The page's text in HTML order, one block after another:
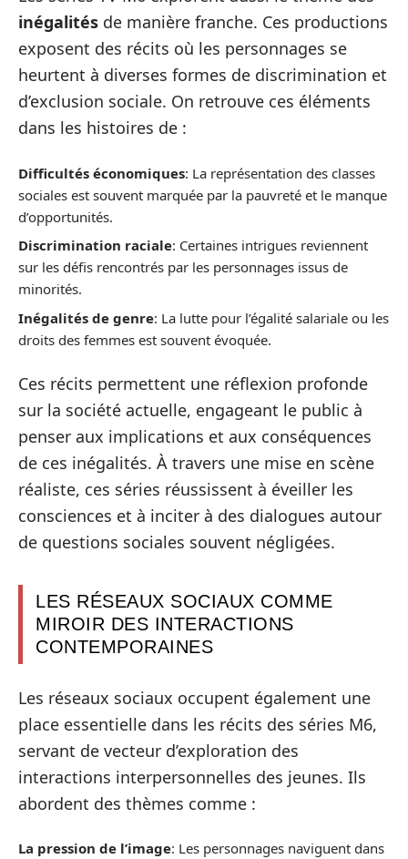
inégalités de manière franche. Ces productions
exposent des récits où les personnages se
heurtent à diverses formes de discrimination et
d’exclusion sociale. On retrouve ces éléments
dans les histoires de :
Difficultés économiques: La représentation des classes
sociales est souvent marquée par la pauvreté et le manque
d’opportunités.
Discrimination raciale: Certaines intrigues reviennent
sur les défis rencontrés par les personnages issus de
minorités.
Inégalités de genre: La lutte pour l’égalité salariale ou les
droits des femmes est souvent évoquée.
Ces récits permettent une réflexion profonde
sur la société actuelle, engageant le public à
penser aux implications et aux conséquences
de ces inégalités. À travers une mise en scène
réaliste, ces séries réussissent à éveiller les
consciences et à inciter à des dialogues autour
de questions sociales souvent négligées.
LES RÉSEAUX SOCIAUX COMME
MIROIR DES INTERACTIONS
CONTEMPORAINES
Les réseaux sociaux occupent également une
place essentielle dans les récits des séries M6,
servant de vecteur d’exploration des
interactions interpersonnelles des jeunes. Ils
abordent des thèmes comme :
La pression de l’image: Les personnages naviguent dans